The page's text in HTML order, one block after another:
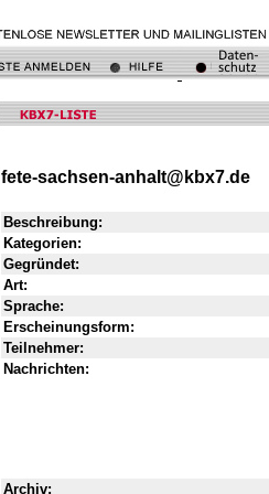
fete-sachsen-anhalt@kbx7.de
Beschreibung:
Kategorien:
Gegründet:
Art:
Sprache:
Erscheinungsform:
Teilnehmer:
Nachrichten:
Archiv: